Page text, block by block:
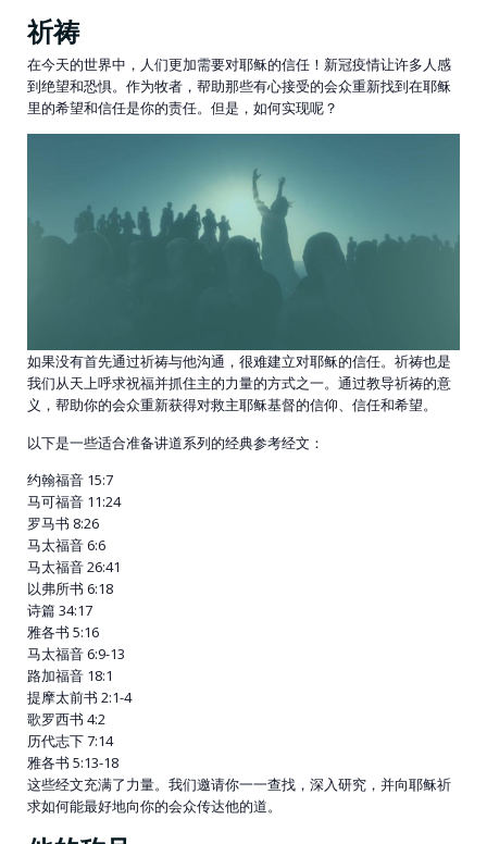
祈祷
在今天的世界中，人们更加需要对耶稣的信任！新冠疫情让许多人感
到绝望和恐惧。作为牧者，帮助那些有心接受的会众重新找到在耶稣
里的希望和信任是你的责任。但是，如何实现呢？
如果没有首先通过祈祷与他沟通，很难建立对耶稣的信任。祈祷也是
我们从天上呼求祝福并抓住主的力量的方式之一。通过教导祈祷的意
义，帮助你的会众重新获得对救主耶稣基督的信仰、信任和希望。
以下是一些适合准备讲道系列的经典参考经文：
约翰福音 15:7
马可福音 11:24
罗马书 8:26
马太福音 6:6
马太福音 26:41
以弗所书 6:18
诗篇 34:17
雅各书 5:16
马太福音 6:9-13
路加福音 18:1
提摩太前书 2:1-4
歌罗西书 4:2
历代志下 7:14
雅各书 5:13-18
这些经文充满了力量。我们邀请你一一查找，深入研究，并向耶稣祈
求如何能最好地向你的会众传达他的道。